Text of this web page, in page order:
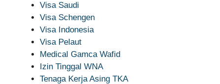
Visa Saudi
Visa Schengen
Visa Indonesia
Visa Pelaut
Medical Gamca Wafid
Izin Tinggal WNA
Tenaga Kerja Asing TKA